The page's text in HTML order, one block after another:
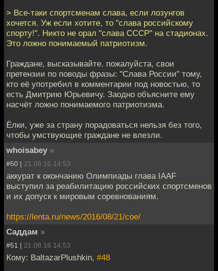
> Все-таки спортсменам слава, если лозунгов
хочется. Уж если хотите, то "слава российскому
спорту!". Никто не орал "слава СССР" на стадионах.
Это ложно понимаемый патриотизм.
Граждане, высказывайте. пожалуйста, свои
претензии по поводы фразы: "Слава России" тому,
кто её употребил в комментарии под новостью, то
есть Дмитрию Юрьевичу. Заодно объясните ему
насчёт ложно понимаемого патриотизма.
Ёлки, уже за страну порадоваться нельзя без того,
чтобы умствующие граждане не влезли.
whoisabey »
#50 | 21.08.16 14:53
аккурат к окончанию Олимпиады глава IAAF
выступил за реабилитацию российских спортсменов
и их допуск к мировым соревнованиям.
https://lenta.ru/news/2016/08/21/coe/
Саддам »
#51 | 21.08.16 14:53
Кому: BaltazarPlushkin, #48